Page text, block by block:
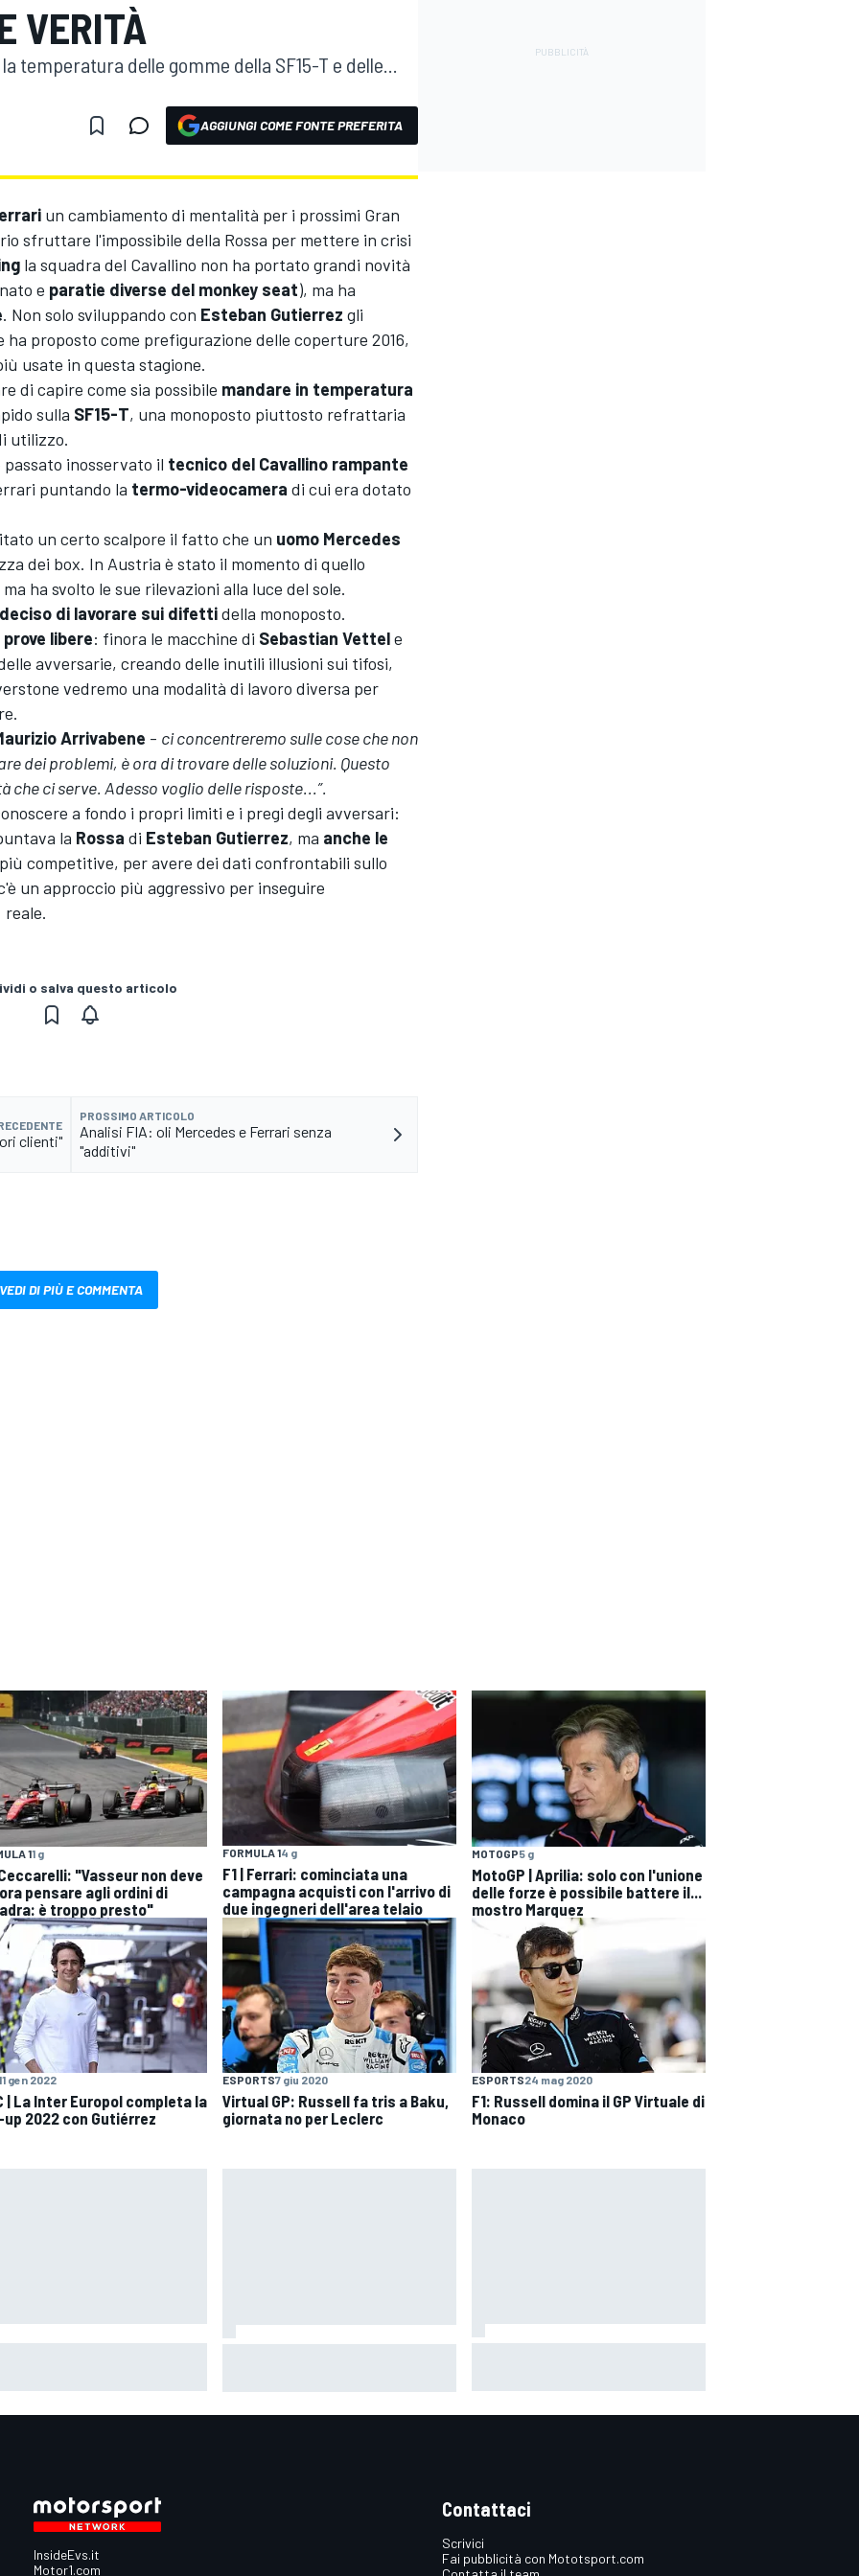
VERITÀ
temperatura delle gomme della SF15-T e delle...
AGGIUNGI COME FONTE PREFERITA
un cambiamento di mentalità per i prossimi Gran
sfruttare l'impossibile della Rossa per mettere in crisi
la squadra del Cavallino non ha portato grandi novità
e paratie diverse del monkey seat), ma ha
. Non solo sviluppando con Esteban Gutierrez gli
ha proposto come prefigurazione delle coperture 2016,
usate in questa stagione.
di capire come sia possibile mandare in temperatura
sulla SF15-T, una monoposto piuttosto refrattaria
utilizzo.
inosservato il tecnico del Cavallino rampante
puntando la termo-videocamera di cui era dotato
un certo scalpore il fatto che un uomo Mercedes
dei box. In Austria è stato il momento di quello
ha svolto le sue rilevazioni alla luce del sole.
deciso di lavorare sui difettidella monoposto.
prove libere: finora le macchine di Sebastian Vettele
avversarie, creando delle inutili illusioni sui tifosi,
vedremo una modalità di lavoro diversa per
Arrivabene - ci concentreremo sulle cose che non
dei problemi, è ora di trovare delle soluzioni. Questo
ci serve. Adesso voglio delle risposte...”.
a fondo i propri limiti e i pregi degli avversari:
la Rossa di Esteban Gutierrez, ma anche le
competitive, per avere dei dati confrontabili sullo
un approccio più aggressivo per inseguire
o salva questo articolo
clienti"
PROSSIMO ARTICOLO
Analisi FIA: oli Mercedes e Ferrari senza
"additivi"
VEDI DI PIÙ E COMMENTA
11 g
"Vasseur non deve
pensare agli ordini di
è troppo presto"
FORMULA 14 g
F1 | Ferrari: cominciata una
campagna acquisti con l'arrivo di
due ingegneri dell'area telaio
MOTOGP5 g
MotoGP | Aprilia: solo con l'unione
delle forze è possibile battere il...
mostro Marquez
gen 2022
| La Inter Europol completa la
2022 con Gutiérrez
ESPORTS7 giu 2020
Virtual GP: Russell fa tris a Baku,
giornata no per Leclerc
ESPORTS24 mag 2020
F1: Russell domina il GP Virtuale di
Monaco
per vincere il
questo fine settimana"
InsideEvs.it
Motor1.com
Contattaci
Scrivici
Fai pubblicità con Mototsport.com